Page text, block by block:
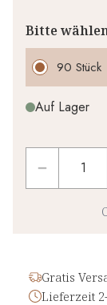
Bitte
90 Stück
Auf Lager
Gratis
Lieferzeit